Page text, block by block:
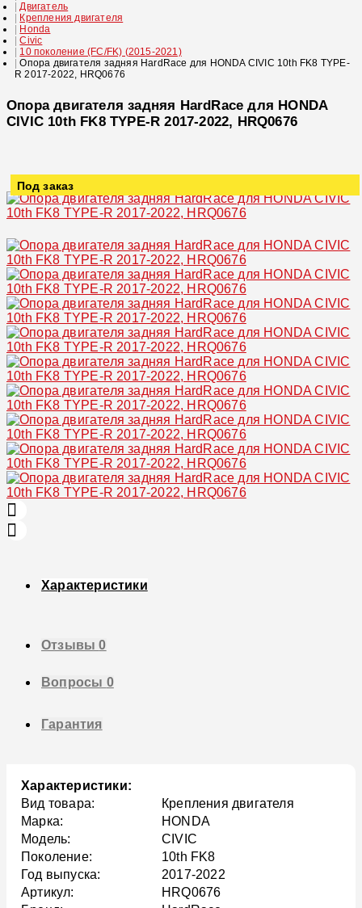
Двигатель
Крепления двигателя
Honda
Civic
10 поколение (FC/FK) (2015-2021)
Опора двигателя задняя HardRace для HONDA CIVIC 10th FK8 TYPE-
R 2017-2022, HRQ0676
Опора двигателя задняя HardRace для HONDA
CIVIC 10th FK8 TYPE-R 2017-2022, HRQ0676
Под заказ
Характеристики
Отзывы0
Вопросы 0
Гарантия
Характеристики:
Вид товара:
Крепления двигателя
Марка:
HONDA
Модель:
CIVIC
Поколение:
10th FK8
Год выпуска:
2017-2022
Артикул:
HRQ0676